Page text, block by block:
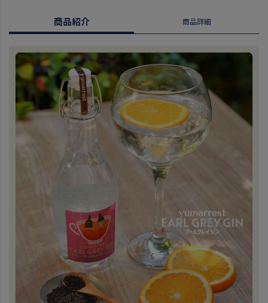
商品紹介 商品詳細